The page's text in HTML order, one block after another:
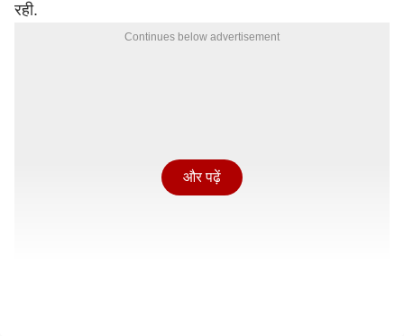
रही.
Continues below advertisement
और पढ़ें